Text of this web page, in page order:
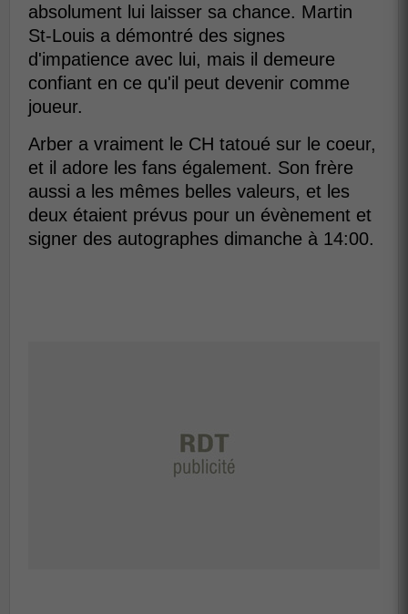
absolument lui laisser sa chance. Martin
St-Louis a démontré des signes
d'impatience avec lui, mais il demeure
confiant en ce qu'il peut devenir comme
joueur.
Arber a vraiment le CH tatoué sur le coeur,
et il adore les fans également. Son frère
aussi a les mêmes belles valeurs, et les
deux étaient prévus pour un évènement et
signer des autographes dimanche à 14:00.